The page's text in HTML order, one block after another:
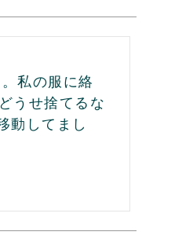
私の服に絡
うせ捨てるな
動してまし